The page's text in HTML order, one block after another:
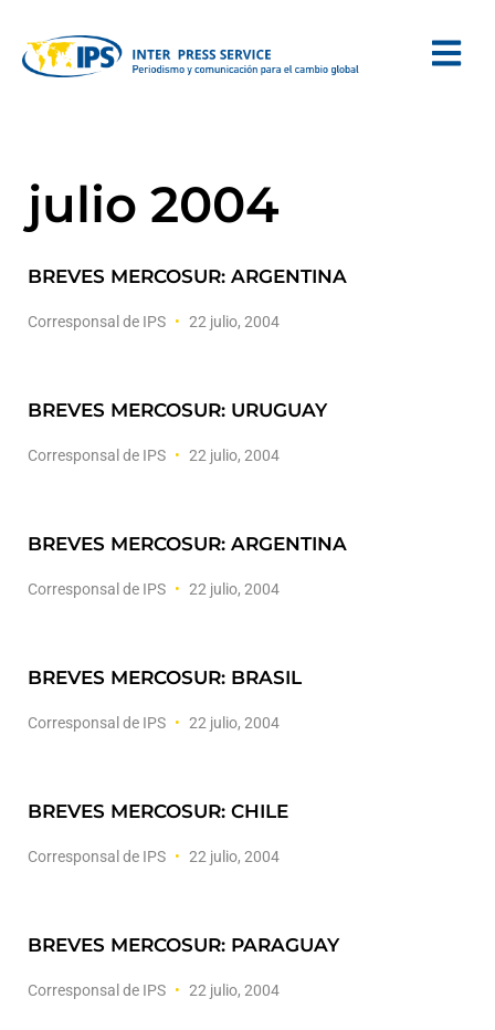
julio 2004
BREVES MERCOSUR: ARGENTINA
Corresponsal de IPS 22 julio, 2004
BREVES MERCOSUR: URUGUAY
Corresponsal de IPS 22 julio, 2004
BREVES MERCOSUR: ARGENTINA
Corresponsal de IPS 22 julio, 2004
BREVES MERCOSUR: BRASIL
Corresponsal de IPS 22 julio, 2004
BREVES MERCOSUR: CHILE
Corresponsal de IPS 22 julio, 2004
BREVES MERCOSUR: PARAGUAY
Corresponsal de IPS 22 julio, 2004